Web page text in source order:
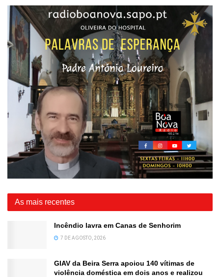
As mais recentes
Incêndio lavra em Canas de Senhorim
7 DE AGOSTO, 2026
GIAV da Beira Serra apoiou 140 vítimas de
violência doméstica em dois anos e realizou